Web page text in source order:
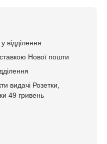
відділення
Нової пошти
видачі Розетки,
49 гривень